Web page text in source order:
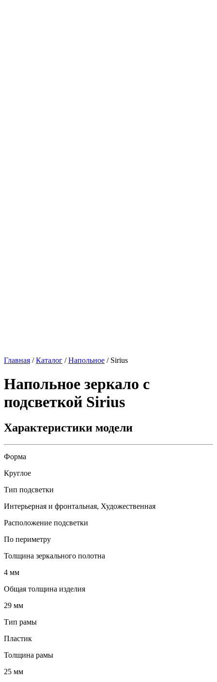
Главная /Каталог /Напольное / Sirius
Напольное зеркало с
подсветкой Sirius
Характеристики модели
Форма
Круглое
Тип подсветки
Интерьерная и фронтальная, Художественная
Расположение подсветки
По периметру
Толщина зеркального полотна
4 мм
Общая толщина изделия
29 мм
Тип рамы
Пластик
Толщина рамы
25 мм